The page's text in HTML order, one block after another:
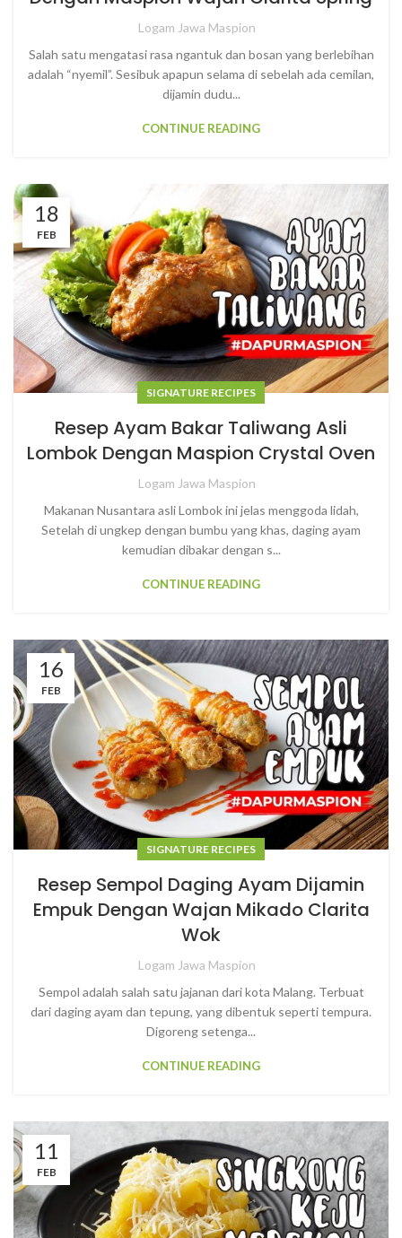
Logam Jawa Maspion
Salah satu mengatasi rasa ngantuk dan bosan yang berlebihan
adalah “nyemil”. Sesibuk apapun selama di sebelah ada cemilan,
dijamin dudu...
CONTINUE READING
18
FEB
SIGNATURE RECIPES
Resep Ayam Bakar Taliwang Asli
Lombok Dengan Maspion Crystal Oven
Logam Jawa Maspion
Makanan Nusantara asli Lombok ini jelas menggoda lidah,
Setelah di ungkep dengan bumbu yang khas, daging ayam
kemudian dibakar dengan s...
CONTINUE READING
16
FEB
SIGNATURE RECIPES
Resep Sempol Daging Ayam Dijamin
Empuk Dengan Wajan Mikado Clarita
Wok
Logam Jawa Maspion
Sempol adalah salah satu jajanan dari kota Malang. Terbuat
dari daging ayam dan tepung, yang dibentuk seperti tempura.
Digoreng setenga...
CONTINUE READING
11
FEB